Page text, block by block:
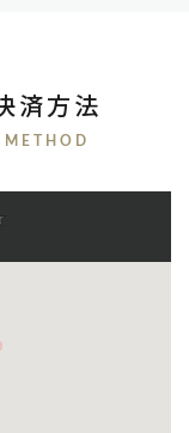
済方法
METHOD